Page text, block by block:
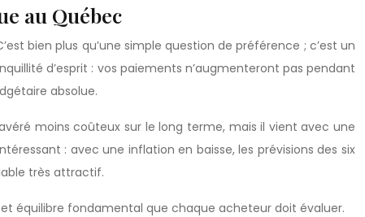
au Québec
bien plus qu’une simple question de préférence ; c’est un
d’esprit : vos paiements n’augmenteront pas pendant
absolue.
moins coûteux sur le long terme, mais il vient avec une
: avec une inflation en baisse, les prévisions des six
très attractif.
équilibre fondamental que chaque acheteur doit évaluer.